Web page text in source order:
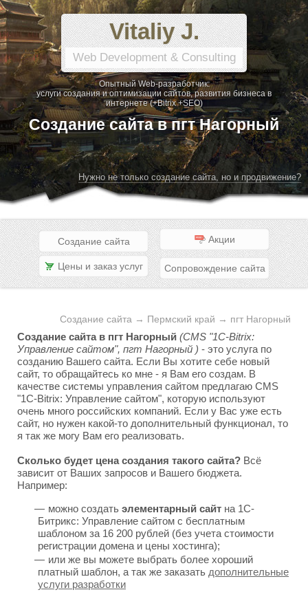
Vitaliy J.
Web Development & Consulting
Опытный Web-разработчик:
услуги создания и оптимизации сайтов, развития бизнеса в
интернете (+Bitrix +SEO)
Создание сайта в пгт Нагорный
Нужно не только создание сайта, но и продвижение?
Создание сайта Акции
Цены и заказ услуг Сопровождение сайта
Создание сайта → Пермский край → пгт Нагорный
Создание сайта в пгт Нагорный (CMS "1C-Bitrix:
Управление сайтом", пгт Нагорный ) - это услуга по
созданию Вашего сайта. Если Вы хотите себе новый
сайт, то обращайтесь ко мне - я Вам его создам. В
качестве системы управления сайтом предлагаю CMS
"1C-Bitrix: Управление сайтом", которую используют
очень много российских компаний. Если у Вас уже есть
сайт, но нужен какой-то дополнительный функционал, то
я так же могу Вам его реализовать.
Сколько будет цена создания такого сайта? Всё
зависит от Ваших запросов и Вашего бюджета.
Например:
можно создать элементарный сайт на 1С-
Битрикс: Управление сайтом с бесплатным
шаблоном за 16 200 рублей (без учета стоимости
регистрации домена и цены хостинга);
или же вы можете выбрать более хороший
платный шаблон, а так же заказать дополнительные
услуги разработки